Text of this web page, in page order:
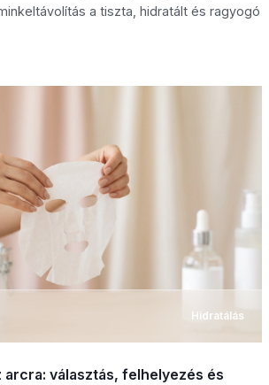
a tiszta, hidratált és ragyogó
Hidratálás
arcra: választás, felhelyezés és